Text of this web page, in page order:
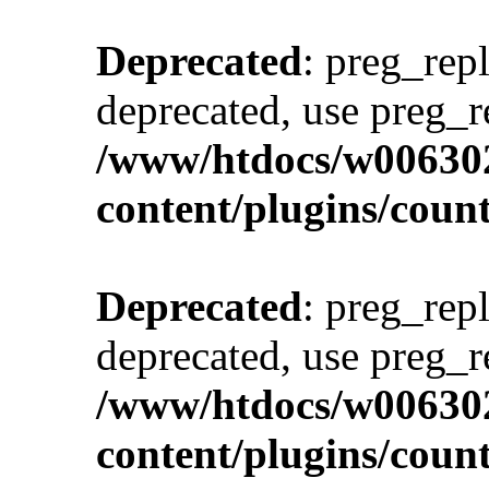
Deprecated:
deprecated, use
/www/htdocs/
content/plugins/
Deprecated:
deprecated, use
/www/htdocs/
content/plugins/